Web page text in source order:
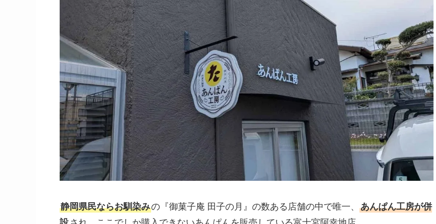
静岡県民ならお馴染みの『御菓子庵 田子の月』の数ある店舗の中で唯一、 あんぱん工房が併